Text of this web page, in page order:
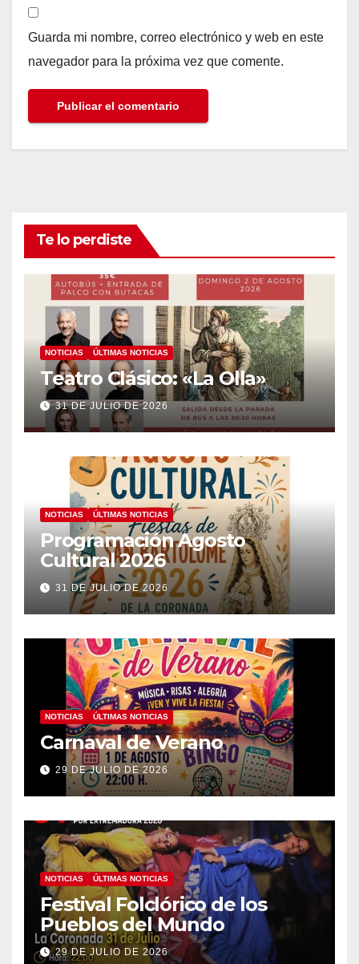
Guarda mi nombre, correo electrónico y web en este
navegador para la próxima vez que comente.
Te lo perdiste
NOTICIAS ÚLTIMAS NOTICIAS
Teatro Clásico: «La Olla»
31 DE JULIO DE 2026
NOTICIAS ÚLTIMAS NOTICIAS
Programación Agosto
Cultural 2026
31 DE JULIO DE 2026
NOTICIAS ÚLTIMAS NOTICIAS
Carnaval de Verano
29 DE JULIO DE 2026
NOTICIAS ÚLTIMAS NOTICIAS
Festival Folclórico de los
Pueblos del Mundo
29 DE JULIO DE 2026